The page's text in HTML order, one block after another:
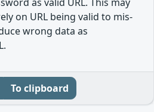
on URL being valid to mis-
wrong data as
To clipboard